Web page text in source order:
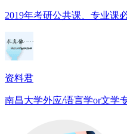
2019年考研公共课、专业课
资料君
南昌大学外应/语言学or文学